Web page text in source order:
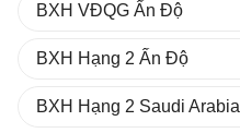
BXH VĐQG Ấn Độ
BXH Hạng 2 Ấn Độ
BXH Hạng 2 Saudi Arabia